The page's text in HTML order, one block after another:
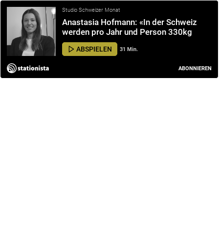
Studio Schweizer Monat
Anastasia Hofmann: «In der Schweiz
werden pro Jahr und Person 330kg
essbare Lebensmittel weggeworfen»
ABSPIELEN 31 Min.
ABONNIEREN